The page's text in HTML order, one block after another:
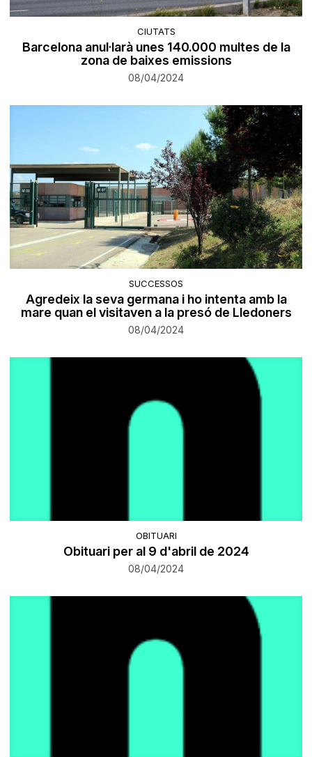
CIUTATS
Barcelona anul·larà unes 140.000 multes de la
zona de baixes emissions
08/04/2024
SUCCESSOS
Agredeix la seva germana i ho intenta amb la
mare quan el visitaven a la presó de Lledoners
08/04/2024
OBITUARI
Obituari per al 9 d'abril de 2024
08/04/2024